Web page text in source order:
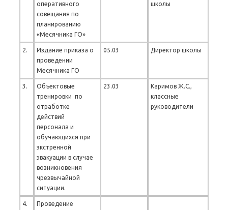
оперативного
совещания по
планированию
«Месячника ГО»
школы
2.
Издание приказа о
проведении
Месячника ГО
05.03 Директор школы
3.
Объектовые
тренировки по
отработке
действий
персонала и
обучающихся при
экстренной
эвакуации в случае
возникновения
чрезвычайной
ситуации.
23.03
Каримов Ж.С.,
классные
руководители
4.
Проведение